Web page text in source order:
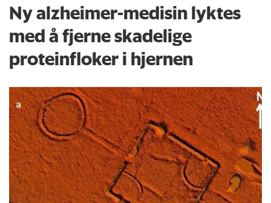
Ny alzheimer-medisin lyktes
med å fjerne skadelige
proteinfloker i hjernen